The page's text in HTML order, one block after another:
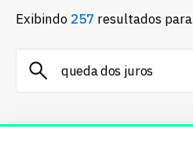
Exibindo 257 resultados para